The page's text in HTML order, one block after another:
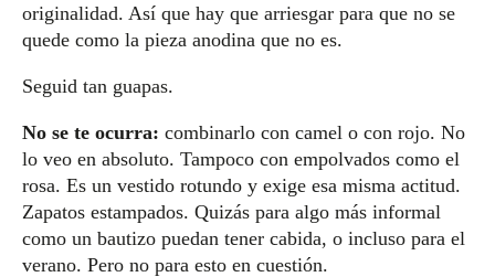
originalidad. Así que hay que arriesgar para que no se
quede como la pieza anodina que no es.
Seguid tan guapas.
No se te ocurra: combinarlo con camel o con rojo. No
lo veo en absoluto. Tampoco con empolvados como el
rosa. Es un vestido rotundo y exige esa misma actitud.
Zapatos estampados. Quizás para algo más informal
como un bautizo puedan tener cabida, o incluso para el
verano. Pero no para esto en cuestión.